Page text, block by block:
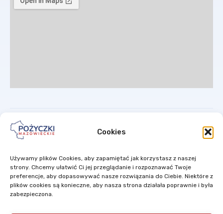
Cookies
Używamy plików Cookies, aby zapamiętać jak korzystasz z naszej
strony. Chcemy ułatwić Ci jej przeglądanie i rozpoznawać Twoje
preferencje, aby dopasowywać nasze rozwiązania do Ciebie. Niektóre z
plików cookies są konieczne, aby nasza strona działała poprawnie i była
zabezpieczona.
Mazowiecki Regionalny Fundusz Pożyczkowy Sp. z o.o. to spółka ze
100% udziałem Samorządu Województwa Mazowieckiego.
Projekty są finansowane w ramach ponownego wykorzystania